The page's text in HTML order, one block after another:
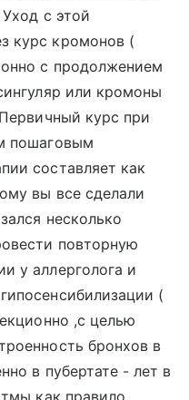
с этой
курс кромонов (
с продолжением
или кромоны
курс при
пошаговым
составляет как
вы все сделали
несколько
повторную
у аллерголога и
(
,с целью
бронхов в
в пубертате - лет в
как правило